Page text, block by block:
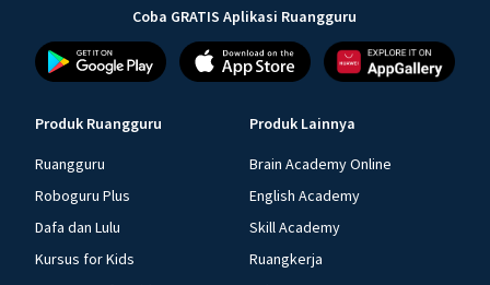
Coba GRATIS Aplikasi Ruangguru
Produk Ruangguru
Ruangguru
Roboguru Plus
Dafa dan Lulu
Kursus for Kids
Produk Lainnya
Brain Academy Online
English Academy
Skill Academy
Ruangkerja